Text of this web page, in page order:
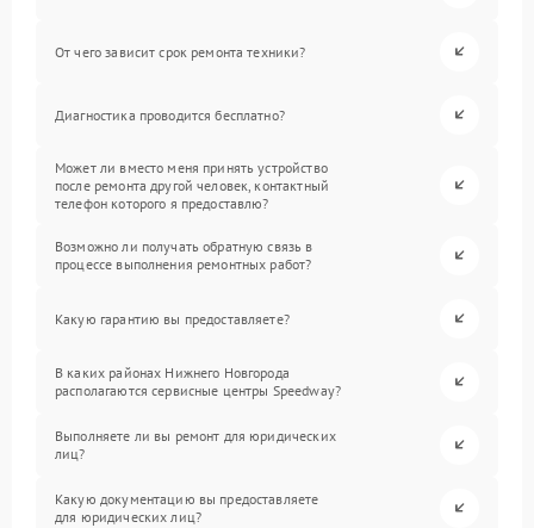
От чего зависит срок ремонта техники?
Диагностика проводится бесплатно?
Может ли вместо меня принять устройство
после ремонта другой человек, контактный
телефон которого я предоставлю?
Возможно ли получать обратную связь в
процессе выполнения ремонтных работ?
Какую гарантию вы предоставляете?
В каких районах Нижнего Новгорода
располагаются сервисные центры Speedway?
Выполняете ли вы ремонт для юридических
лиц?
Какую документацию вы предоставляете
для юридических лиц?